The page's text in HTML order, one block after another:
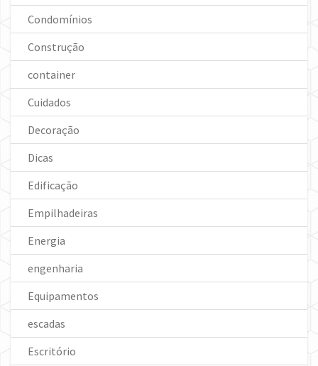
Condomínios
Construção
container
Cuidados
Decoração
Dicas
Edificação
Empilhadeiras
Energia
engenharia
Equipamentos
escadas
Escritório